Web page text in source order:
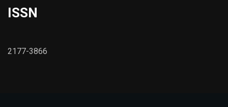
ISSN
2177-3866